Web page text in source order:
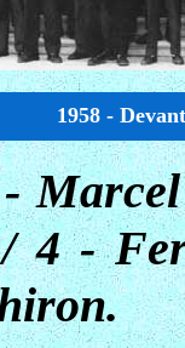
1958 -
4 -